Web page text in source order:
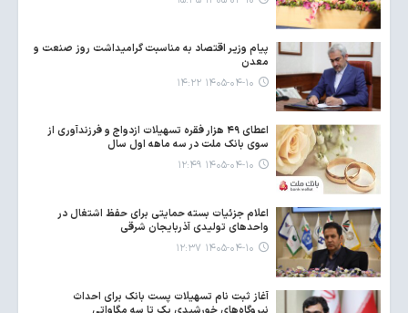
پیام وزیر اقتصاد به مناسبت گرامیداشت روز صنعت و
معدن
۱۴۰۵-۰۴-۱۰ ۱۴:۲۲
اعطای ۴۹ هزار فقره تسهیلات ازدواج و فرزندآوری از
سوی بانک ملت در سه ماهه اول سال
۱۴۰۵-۰۴-۱۰ ۱۲:۴۹
اعلام جزئیات بسته حمایتی برای حفظ اشتغال در
واحدهای تولیدی آذربایجان شرقی
۱۴۰۵-۰۴-۱۰ ۱۲:۳۷
آغاز ثبت نام تسهیلات پست بانک برای احداث